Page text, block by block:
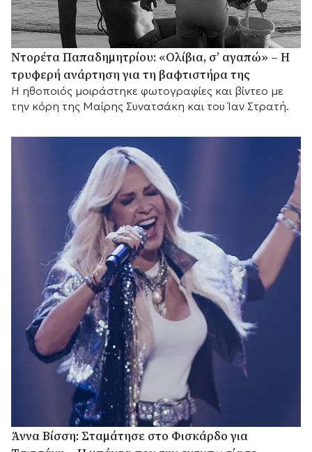
Ντορέτα Παπαδημητρίου: «Ολίβια, σ’ αγαπώ» – Η
τρυφερή ανάρτηση για τη βαφτιστήρα της
Η ηθοποιός μοιράστηκε φωτογραφίες και βίντεο με
την κόρη της Μαίρης Συνατσάκη και του Ίαν Στρατή.
Άννα Βίσση: Σταμάτησε στο Φισκάρδο για